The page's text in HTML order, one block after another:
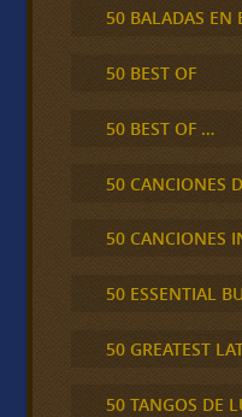
50 BALADAS EN
50 BEST OF
50 BEST OF …
50 CANCIONES
50 CANCIONES
50 ESSENTIAL
50 GREATEST
50 TANGOS DE